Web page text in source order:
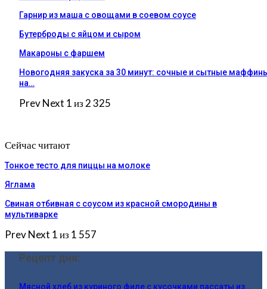
Гарнир из маша с овощами в соевом соусе
Бутерброды с яйцом и сыром
Макароны с фаршем
Новогодняя закуска за 30 минут: сочные и сытные
на…
PrevNext 1 из 2 325
Сейчас читают
Тонкое тесто для пиццы на молоке
Яглама
Свиная отбивная с соусом из красной смородины в
мультиварке
PrevNext 1 из 1 557
Рецепт дня:
Мясной хлеб из куриного филе с кусочками пассаты из…